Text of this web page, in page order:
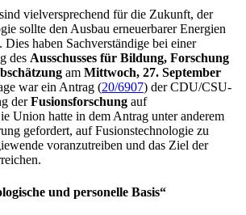
vielversprechend für die Zukunft, der
sollte den Ausbau erneuerbarer Energien
Dies haben Sachverständige bei einer
des Ausschusses für Bildung, Forschung
am Mittwoch, 27. September
war ein Antrag (20/6907) der CDU/CSU-
derFusionsforschung auf
Union hatte in dem Antrag unter anderem
gefordert, auf Fusionstechnologie zu
voranzutreiben und das Ziel der
und personelle Basis“